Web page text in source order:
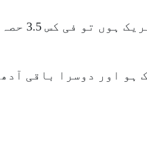
دو افراد مل کر
ہو اور دوسرا باقی